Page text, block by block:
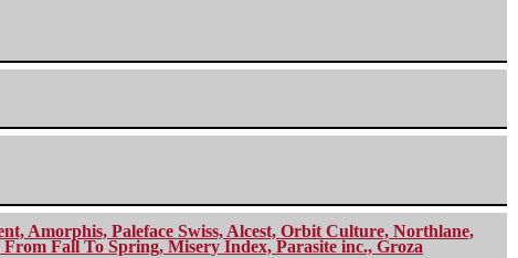
Amorphis, Paleface Swiss, Alcest, Orbit Culture, Northlane,
Fall To Spring, Misery Index, Parasite inc., Groza